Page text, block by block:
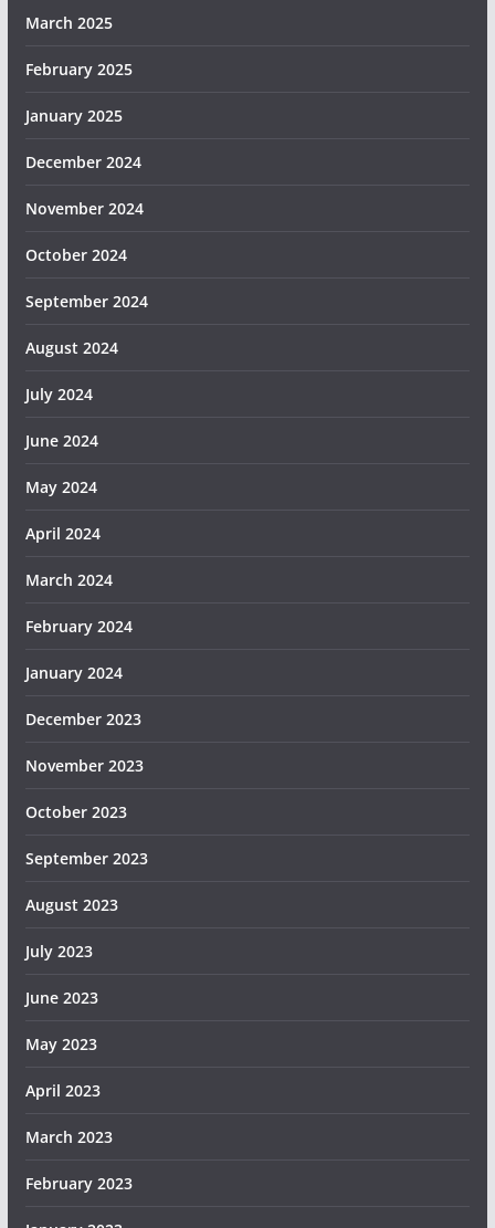
March 2025
February 2025
January 2025
December 2024
November 2024
October 2024
September 2024
August 2024
July 2024
June 2024
May 2024
April 2024
March 2024
February 2024
January 2024
December 2023
November 2023
October 2023
September 2023
August 2023
July 2023
June 2023
May 2023
April 2023
March 2023
February 2023